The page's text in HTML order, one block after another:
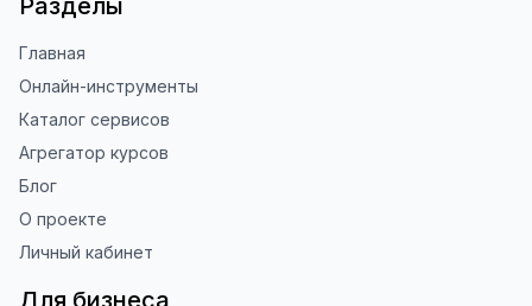
Разделы
Главная
Онлайн-инструменты
Каталог сервисов
Агрегатор курсов
Блог
О проекте
Личный кабинет
Для бизнеса